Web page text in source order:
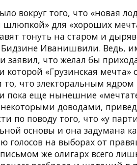
вокруг того, что «новая
шлюпкой» для «хороших
тонуть на старом и
Бидзине Иванишвили. Ведь,
заявил, что желал бы
«Грузинская мечта»
что электоральным ядром
еще нынешние
некоторыми доводами,
по поводу того, что «у
основы и она задумана
голосов на выборах от
же олигарх всего